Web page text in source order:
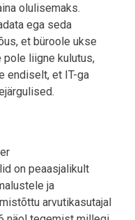
olulisemaks.
ega seda
et büroole ukse
pole liigne kulutus,
endiselt, et IT-ga
on peaasjalikult
ja
arvutikasutajal